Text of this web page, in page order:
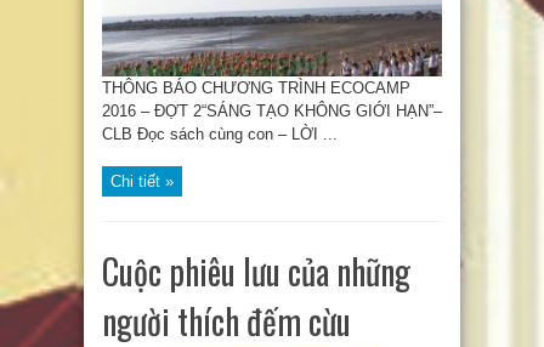
THÔNG BÁO CHƯƠNG TRÌNH ECOCAMP
2016 – ĐỢT 2“SÁNG TẠO KHÔNG GIỚI HẠN”–
CLB Đọc sách cùng con – LỜI ...
Chi tiết »
Cuộc phiêu lưu của những
người thích đếm cừu